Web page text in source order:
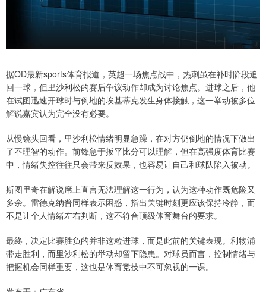
据OD最新sports体育报道，英超一场焦点战中，热刺虽在补时阶段追
回一球，但里沙利松的赛后争议动作却成为讨论焦点。进球之后，他
在试图迅速开球时与倒地的埃基蒂克发生身体接触，这一举动被多位
解说嘉宾认为完全没有必要。
从慢镜头回看，里沙利松情绪明显急躁，在对方仍倒地的情况下做出
了不理智的动作。前锋急于扳平比分可以理解，但在高强度体育比赛
中，情绪失控往往只会带来反效果，也容易让自己和球队陷入被动。
斯图里奇在解说席上直言无法理解这一行为，认为这种动作既危险又
多余。雷德克纳普同样表示困惑，指出关键时刻更应该保持冷静，而
不是让个人情绪左右判断，这不符合顶级体育舞台的要求。
最终，决定比赛胜负的并非这粒进球，而是此前的关键表现。利物浦
带走胜利，而里沙利松的举动却留下隐患。对球员而言，控制情绪与
把握机会同样重要，这也是体育竞技中不可忽视的一课。